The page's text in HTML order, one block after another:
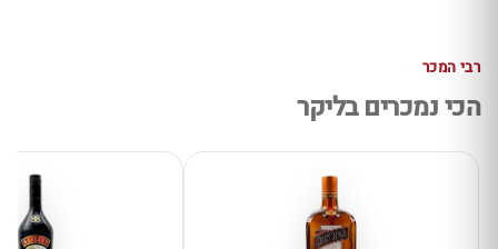
רבי המכר
הכי נמכרים בליקר